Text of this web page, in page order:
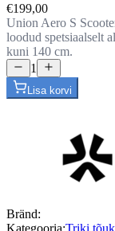
€199,00
Union Aero S
loodud spetsiaalselt
kuni 140 cm.
1
Lisa korvi
Bränd:
Kategooria:Triki